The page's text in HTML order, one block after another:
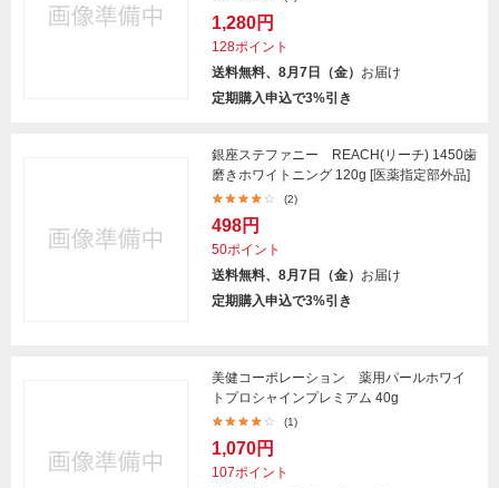
1,280円
128ポイント
送料無料、8月7日（金） お届け
定期購入申込で3%引き
銀座ステファニー REACH(リーチ) 1450歯
磨きホワイトニング 120g [医薬指定部外品]
(2)
498円
50ポイント
送料無料、8月7日（金） お届け
定期購入申込で3%引き
美健コーポレーション 薬用パールホワイ
トプロシャインプレミアム 40g
(1)
1,070円
107ポイント